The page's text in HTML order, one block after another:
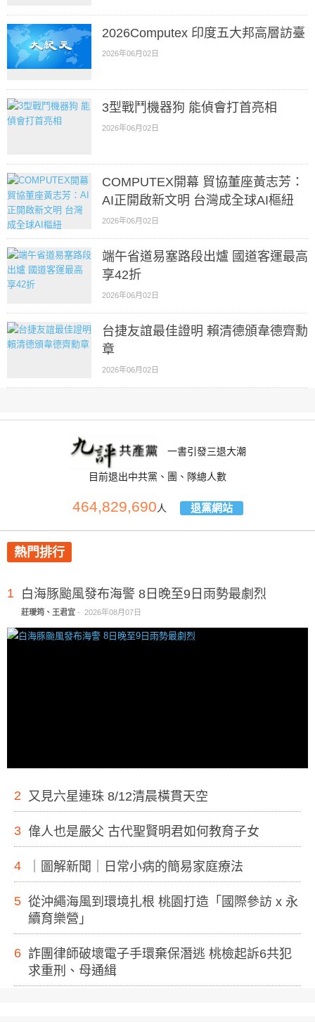
2026Computex 印度五大邦高層訪臺
2026年06月02日
3型戰鬥機器狗 能偵會打首亮相
2026年06月02日
COMPUTEX開幕 貿協董座黃志芳：
AI正開啟新文明 台灣成全球AI樞紐
2026年06月02日
端午省道易塞路段出爐 國道客運最高
享42折
2026年06月02日
台捷友誼最佳證明 賴清德頒韋德齊勳
章
2026年06月02日
一書引發三退大潮
目前退出中共黨、團、隊總人數
464,829,690人 退黨網站
熱門排行
1 白海豚颱風發布海警 8日晚至9日雨勢最劇烈
莊璦筠、王君宜 - 2026年08月07日
2 又見六星連珠 8/12清晨橫貫天空
3 偉人也是嚴父 古代聖賢明君如何教育子女
4 ｜圖解新聞｜日常小病的簡易家庭療法
5 從沖繩海風到環境扎根 桃園打造「國際參訪 x 永
續育樂營」
6 詐團律師破壞電子手環棄保潛逃 桃檢起訴6共犯
求重刑、母通緝